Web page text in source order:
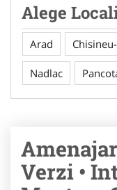
Alege
Arad
Nadlac
Verzi •